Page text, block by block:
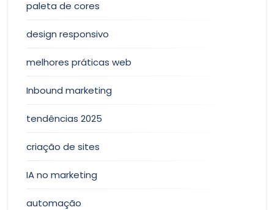
paleta de cores
design responsivo
melhores práticas web
Inbound marketing
tendências 2025
criação de sites
IA no marketing
automação